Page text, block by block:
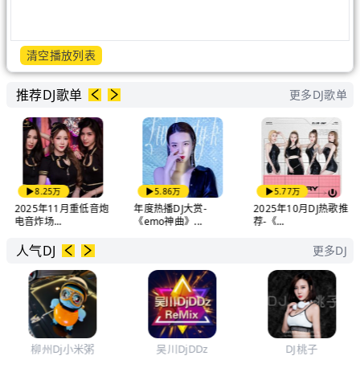
清空播放列表
推荐DJ歌单 更多DJ歌单
8.25万
2025年11月重低音炮
电音炸场...
5.86万
年度热播DJ大赏-
《emo神曲》...
5.77万
2025年10月DJ热歌推
荐-《...
人气DJ 更多DJ
柳州Dj小米粥 吴川DjDDz DJ桃子